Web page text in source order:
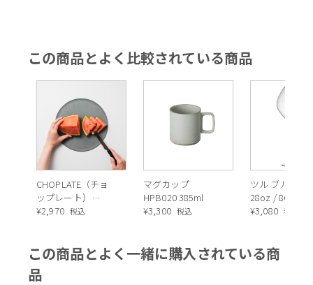
この商品とよく比較されている商品
CHOPLATE（チョ
ップレート）
（GREY）22cm
¥2,970 税込
マグカップ
HPB020 385ml
¥3,300 税込
ツル ブルゴー
28oz / 860cc
¥3,080 税込
この商品とよく一緒に購入されている商
品